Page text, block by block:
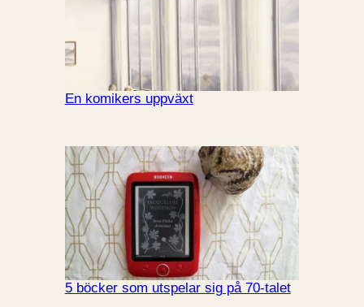
En komikers uppväxt
5 böcker som utspelar sig på 70-talet